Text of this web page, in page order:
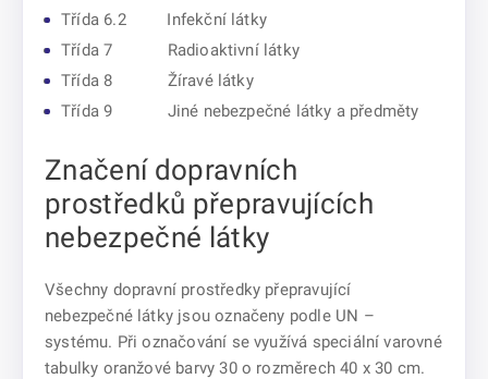
Třída 6.2 Infekční látky
Třída 7 Radioaktivní látky
Třída 8 Žíravé látky
Třída 9 Jiné nebezpečné látky a předměty
Značení dopravních
prostředků přepravujících
nebezpečné látky
Všechny dopravní prostředky přepravující
nebezpečné látky jsou označeny podle UN –
systému. Při označování se využívá speciální varovné
tabulky oranžové barvy 30 o rozměrech 40 x 30 cm.